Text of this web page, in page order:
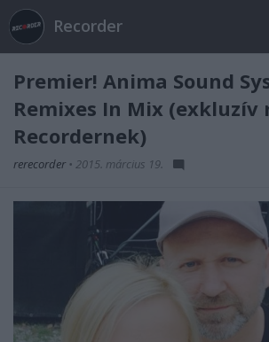
Recorder
Premier! Anima Sound
Remixes In Mix (exkluzív
Recordernek)
rerecorder • 2015. március 19.